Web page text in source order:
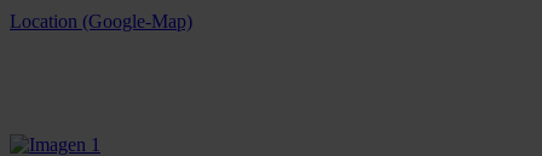
Location (Google-Map)